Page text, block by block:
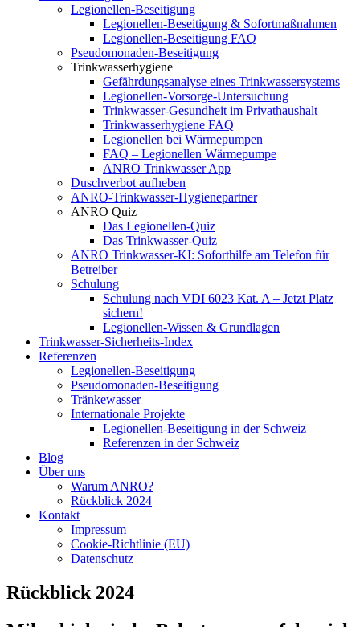
Legionellen-Beseitigung
Legionellen-Beseitigung & Sofortmaßnahmen
Legionellen-Beseitigung FAQ
Pseudomonaden-Beseitigung
Trinkwasserhygiene
Gefährdungsanalyse eines Trinkwassersystems
Legionellen-Vorsorge-Untersuchung
Trinkwasser-Gesundheit im Privathaushalt
Trinkwasserhygiene FAQ
Legionellen bei Wärmepumpen
FAQ – Legionellen Wärmepumpe
ANRO Trinkwasser App
Duschverbot aufheben
ANRO-Trinkwasser-Hygienepartner
ANRO Quiz
Das Legionellen-Quiz
Das Trinkwasser-Quiz
ANRO Trinkwasser-KI: Soforthilfe am Telefon für
Betreiber
Schulung
Schulung nach VDI 6023 Kat. A – Jetzt Platz
sichern!
Legionellen-Wissen & Grundlagen
Trinkwasser-Sicherheits-Index
Referenzen
Legionellen-Beseitigung​
Pseudomonaden-Beseitigung​
Tränkewasser
Internationale Projekte
Legionellen-Beseitigung in der Schweiz
Referenzen in der Schweiz
Blog
Über uns
Warum ANRO?
Rückblick 2024
Kontakt
Impressum
Cookie-Richtlinie (EU)
Datenschutz
Rückblick 2024